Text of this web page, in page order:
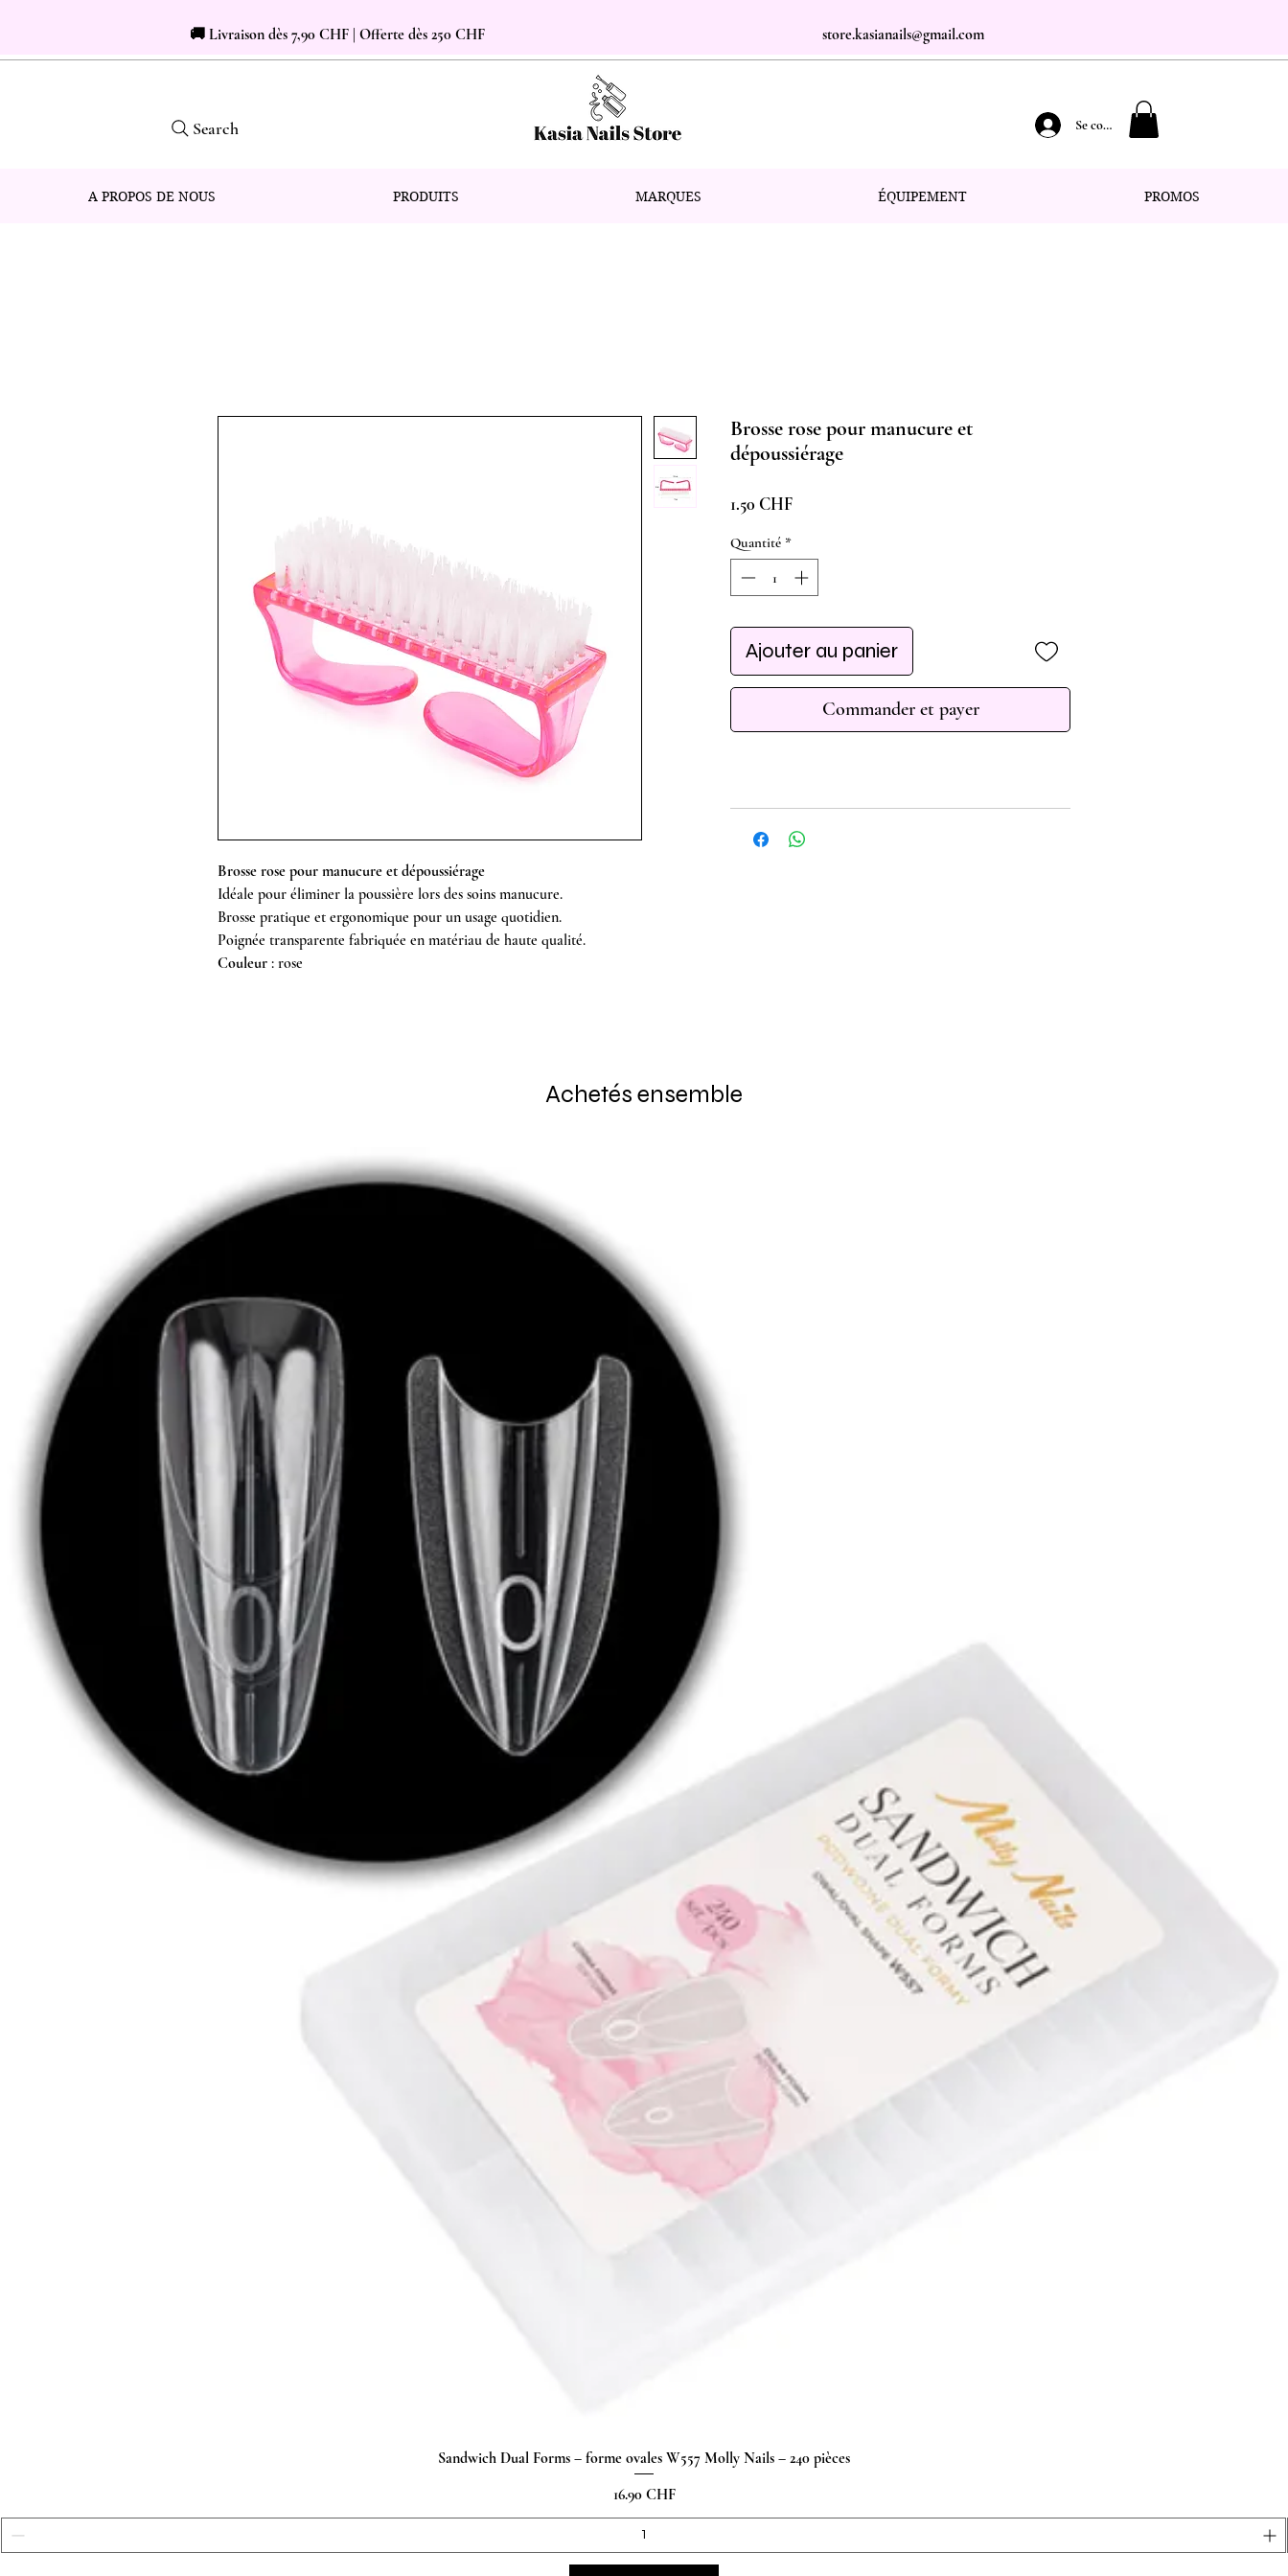
🚚 Livraison dès 7,90 CHF | Offerte dès 250 CHF store.kasianails@gmail.com
Search Se connecter
A PROPOS DE NOUS PRODUITS MARQUES ÉQUIPEMENT PROMOS
Brosse rose pour manucure et dépoussiérage
Idéale pour éliminer la poussière lors des soins manucure.
Brosse pratique et ergonomique pour un usage quotidien.
Poignée transparente fabriquée en matériau de haute qualité.
Couleur : rose
Brosse rose pour manucure et
dépoussiérage
1.50 CHFPrix
Quantité *
Ajouter au panier
Commander et payer
Achetés ensemble
Aperçu rapide
Sandwich Dual Forms – forme ovales W557 Molly Nails – 240 pièces
Prix
16.90 CHF